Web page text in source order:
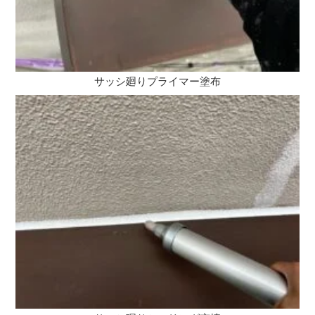
サッシ廻りプライマー塗布